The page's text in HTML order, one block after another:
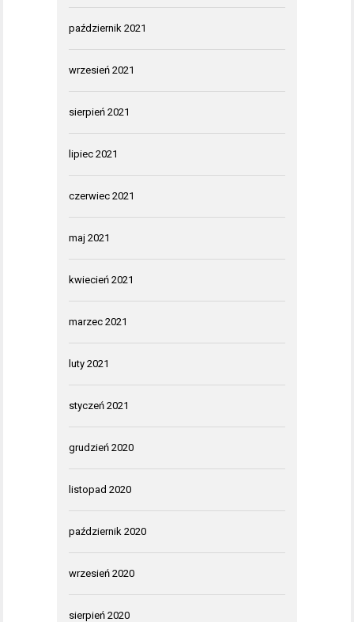
październik 2021
wrzesień 2021
sierpień 2021
lipiec 2021
czerwiec 2021
maj 2021
kwiecień 2021
marzec 2021
luty 2021
styczeń 2021
grudzień 2020
listopad 2020
październik 2020
wrzesień 2020
sierpień 2020